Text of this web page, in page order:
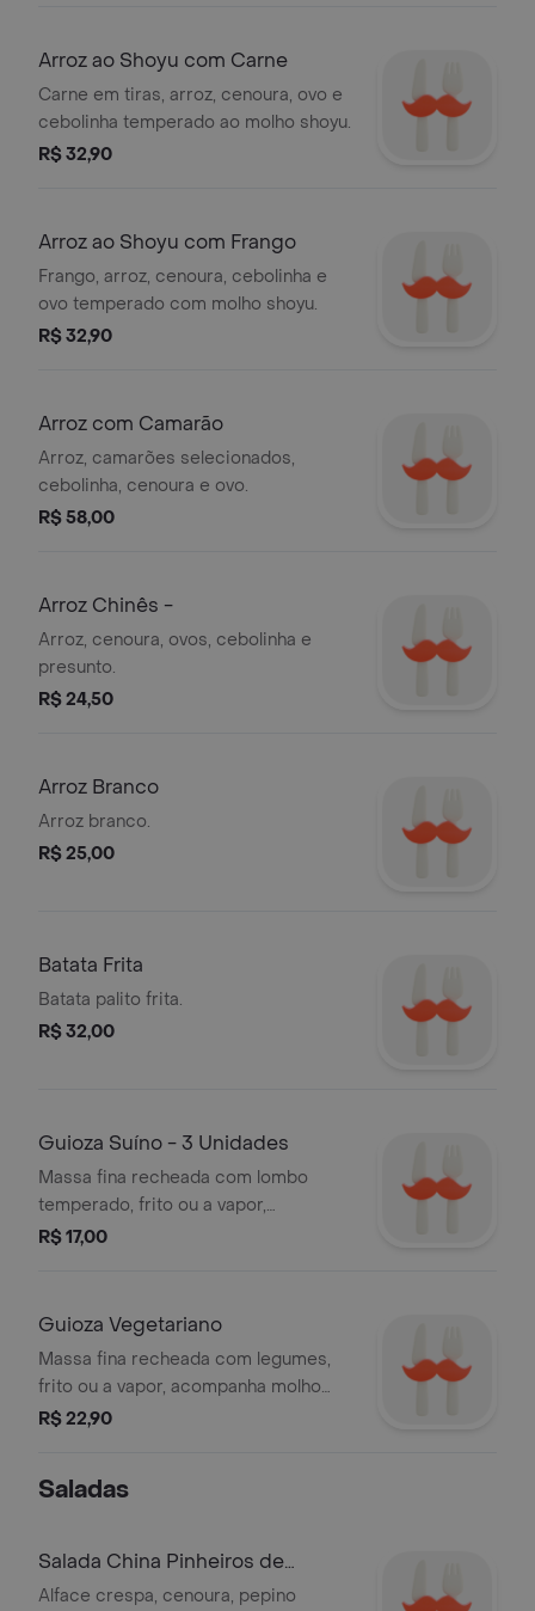
Arroz ao Shoyu com Carne
Carne em tiras, arroz, cenoura, ovo e
cebolinha temperado ao molho shoyu.
R$ 32,90
Arroz ao Shoyu com Frango
Frango, arroz, cenoura, cebolinha e
ovo temperado com molho shoyu.
R$ 32,90
Arroz com Camarão
Arroz, camarões selecionados,
cebolinha, cenoura e ovo.
R$ 58,00
Arroz Chinês -
Arroz, cenoura, ovos, cebolinha e
presunto.
R$ 24,50
Arroz Branco
Arroz branco.
R$ 25,00
Batata Frita
Batata palito frita.
R$ 32,00
Guioza Suíno - 3 Unidades
Massa fina recheada com lombo
temperado, frito ou a vapor,
acompanha molho shoyu.
R$ 17,00
Guioza Vegetariano
Massa fina recheada com legumes,
frito ou a vapor, acompanha molho
shoyo - 3 unidades
R$ 22,90
Saladas
Salada China Pinheiros de
Frango
Alface crespa, cenoura, pepino